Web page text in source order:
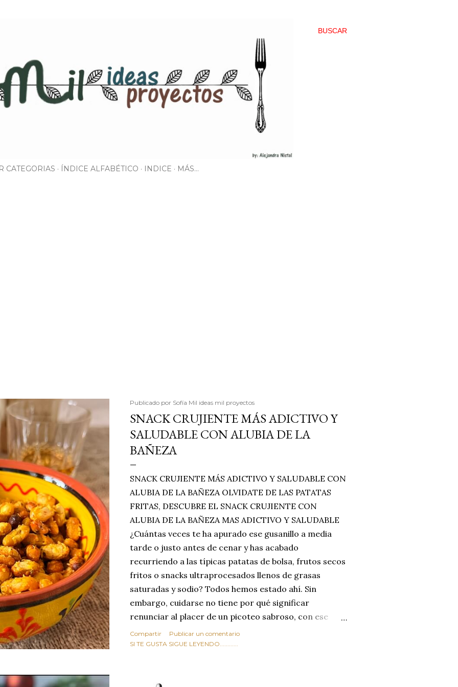
BUSCAR
CATEGORIAS ÍNDICE ALFABÉTICO INDICE MÁS…
Publicado por Sofía Mil ideas mil proyectos
SNACK CRUJIENTE MÁS ADICTIVO Y
SALUDABLE CON ALUBIA DE LA
BAÑEZA
SNACK CRUJIENTE MÁS ADICTIVO Y SALUDABLE CON
ALUBIA DE LA BAÑEZA OLVIDATE DE LAS PATATAS
FRITAS, DESCUBRE EL SNACK CRUJIENTE CON
ALUBIA DE LA BAÑEZA MAS ADICTIVO Y SALUDABLE
¿Cuántas veces te ha apurado ese gusanillo a media
tarde o justo antes de cenar y has acabado
recurriendo a las típicas patatas de bolsa, frutos secos
fritos o snacks ultraprocesados llenos de grasas
saturadas y sodio? Todos hemos estado ahí. Sin
embargo, cuidarse no tiene por qué significar
renunciar al placer de un picoteo sabroso, con ese
toque tostado y crujiente que tanto nos satisface.
Estas alubias crujientes al horno van a cambiar por
Compartir
Publicar un comentario
SI TE GUSTA SIGUE LEYENDO............